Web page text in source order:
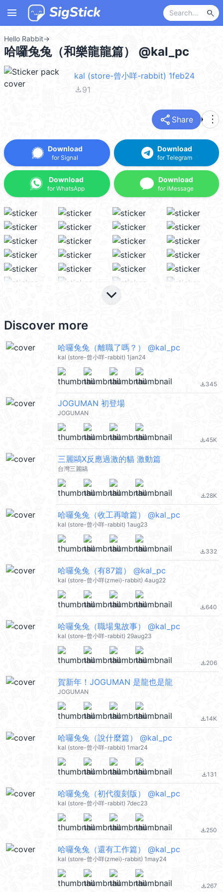
menu search
Hello Rabbit→
哈囉兔兔（和樂龍龍篇） @kal_pc
kal (store-曾小咩-rabbit) 1feb24
file_download91
share Share more_vert
Download
for Signal
Download
for WhatsApp
Download
for Telegram
Download
for iMessage
keyboard_arrow_down
Discover more
哈囉兔兔（離職了嗎？） @kal_pc
kal (store-曾小咩-rabbit) 1jan24
file_download345
JOGUMAN 初登場
JOGUMAN
file_download45K
三麗鷗X反應過激的貓 激動篇
台灣三麗鷗
file_download28K
哈囉兔兔（收工再嗆篇） @kal_pc
kal (store-曾小咩-rabbit) 1aug23
file_download332
哈囉兔兔（有87篇） @kal_pc
kal (store-曾小咩(zmei)-rabbit) 4aug22
file_download640
哈囉兔兔（職場鬼故事） @kal_pc
kal (store-曾小咩-rabbit) 29aug23
file_download206
賀新年！JOGUMAN 是龍也是龍
JOGUMAN
file_download14K
哈囉兔兔（說什麼篇） @kal_pc
kal (store-曾小咩-rabbit) 1mar24
file_download131
哈囉兔兔（初代復刻版） @kal_pc
kal (store-曾小咩-rabbit) 7dec23
file_download250
哈囉兔兔（還有工作篇） @kal_pc
kal (store-曾小咩(zmei)-rabbit) 1may24
file_download267